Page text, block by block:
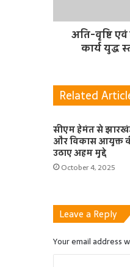
अति-वृष्टि एवं
कार्य युद्ध
Related
सीएम हेमंत से
और विकास आयुक्त
उठाए अहम मुद्दे
October 4, 2025
Leave a Reply
Your email address